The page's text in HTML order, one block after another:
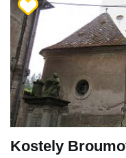
Kostely